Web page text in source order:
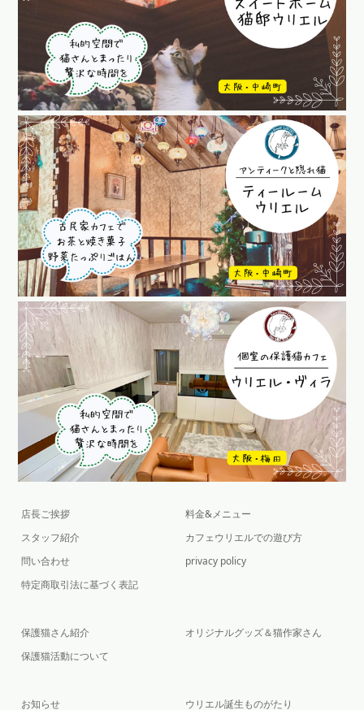
店長ご挨拶
スタッフ紹介
問い合わせ
特定商取引法に基づく表記
料金&メニュー
カフェウリエルでの遊び方
privacy policy
保護猫さん紹介
保護猫活動について
オリジナルグッズ＆猫作家さん
お知らせ ウリエル誕生ものがたり